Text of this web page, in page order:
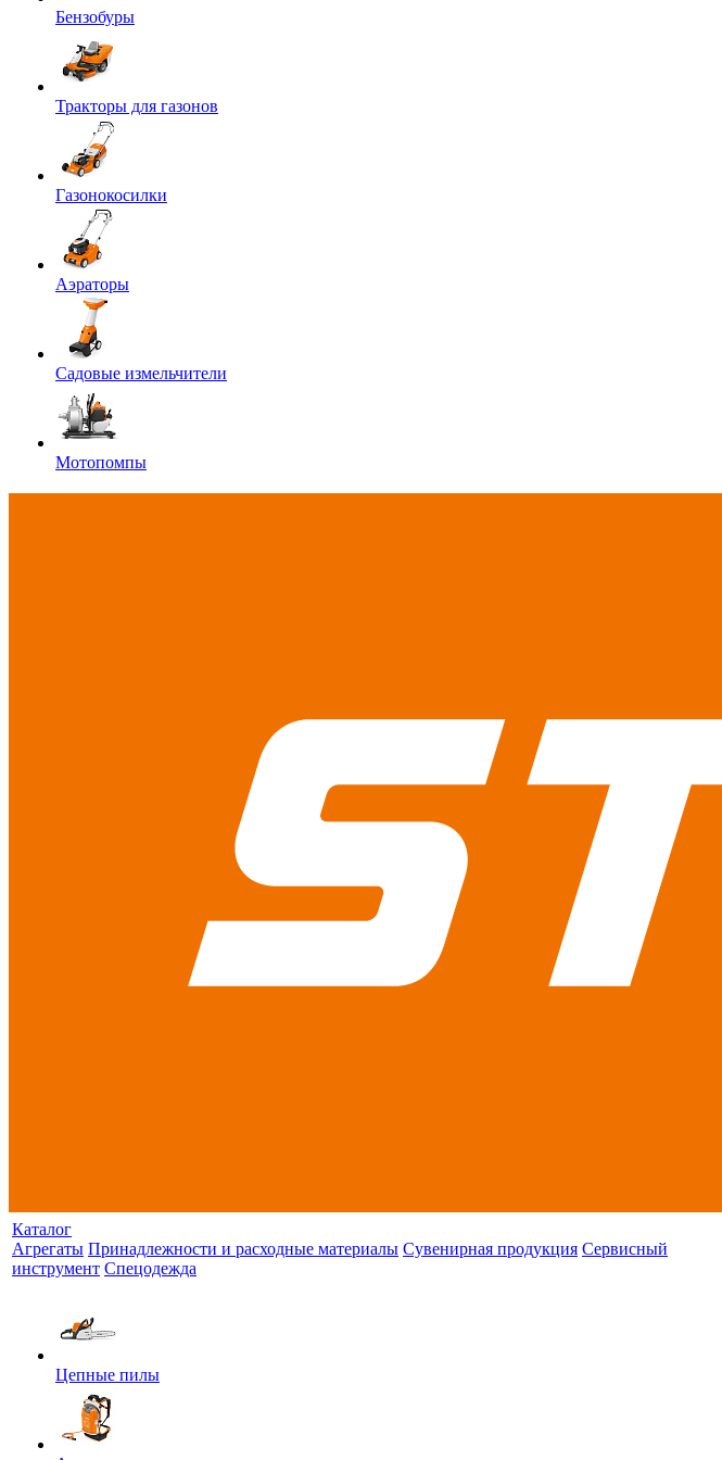
Бензобуры
Тракторы для газонов
Газонокосилки
Аэраторы
Садовые измельчители
Мотопомпы
Каталог
Агрегаты Принадлежности и расходные материалы Сувенирная продукция Сервисный
инструмент Спецодежда
Цепные пилы